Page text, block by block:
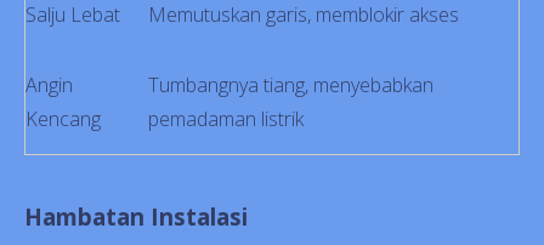
Salju Lebat Memutuskan garis, memblokir akses
Angin
Kencang
Tumbangnya tiang, menyebabkan
pemadaman listrik
Hambatan Instalasi